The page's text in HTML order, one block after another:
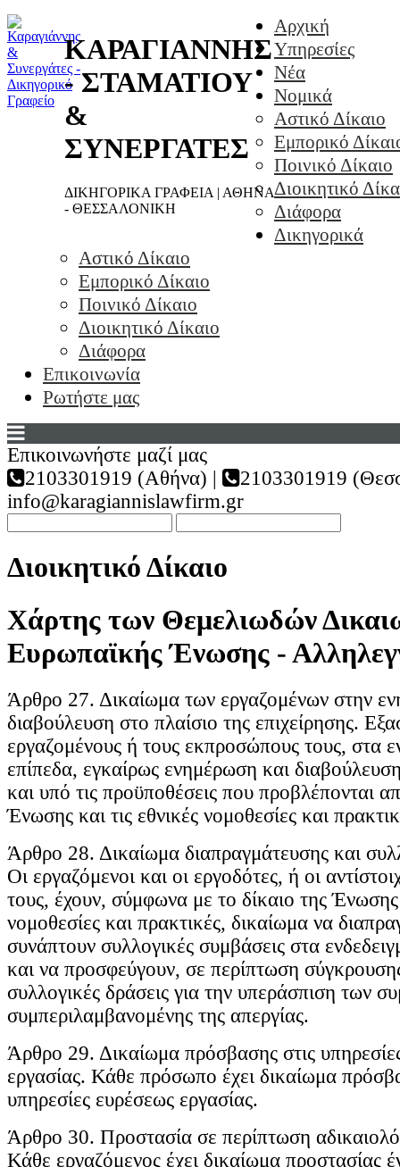
ΚΑΡΑΓΙΑΝΝΗΣ
- ΣΤΑΜΑΤΙΟΥ
&
ΣΥΝΕΡΓΑΤΕΣ
ΔΙΚΗΓΟΡΙΚΑ ΓΡΑΦΕΙΑ | ΑΘΗΝΑ
- ΘΕΣΣΑΛΟΝΙΚΗ
Αρχική
Υπηρεσίες
Νέα
Νομικά
Αστικό Δίκαιο
Εμπορικό
Ποινικό Δίκαιο
Διοικητικό
Διάφορα
Δικηγορικά
Αστικό Δίκαιο
Εμπορικό Δίκαιο
Ποινικό Δίκαιο
Διοικητικό Δίκαιο
Διάφορα
Επικοινωνία
Ρωτήστε μας
Επικοινωνήστε μαζί μας
2103301919 (Αθήνα) |
2103301919
info@karagiannislawfirm.gr
Διοικητικό Δίκαιο
Χάρτης των Θεμελιωδών
Ευρωπαϊκής Ένωσης -
Άρθρο 27. Δικαίωμα των εργαζομένων στην
διαβούλευση στο πλαίσιο της επιχείρησης.
εργαζομένους ή τους εκπροσώπους τους, στα
επίπεδα, εγκαίρως ενημέρωση και
και υπό τις προϋποθέσεις που προβλέπονται
Ένωσης και τις εθνικές νομοθεσίες και
Άρθρο 28. Δικαίωμα διαπραγμάτευσης και
Οι εργαζόμενοι και οι εργοδότες, ή οι
τους, έχουν, σύμφωνα με το δίκαιο της Ένωσης
νομοθεσίες και πρακτικές, δικαίωμα να
συνάπτουν συλλογικές συμβάσεις στα
και να προσφεύγουν, σε περίπτωση
συλλογικές δράσεις για την υπεράσπιση των
συμπεριλαμβανομένης της απεργίας.
Άρθρο 29. Δικαίωμα πρόσβασης στις
εργασίας. Κάθε πρόσωπο έχει δικαίωμα
υπηρεσίες ευρέσεως εργασίας.
Άρθρο 30. Προστασία σε περίπτωση
Κάθε εργαζόμενος έχει δικαίωμα προστασίας